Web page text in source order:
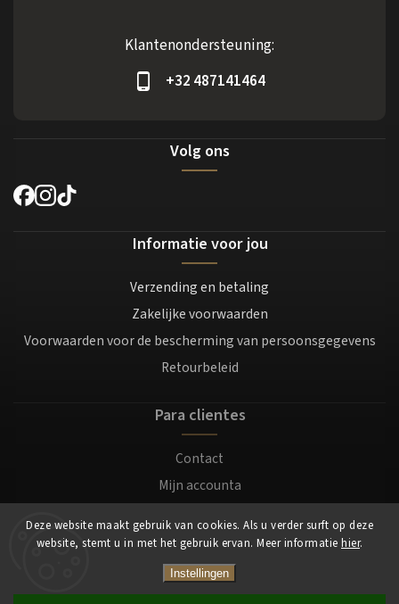
Deze website maakt gebruik van cookies. Als u verder surft op deze
website, stemt u in met het gebruik ervan. Meer informatie hier.
Instellingen
Klantenondersteuning:
+32 487141464
Volg ons
Informatie voor jou
Verzending en betaling
Zakelijke voorwaarden
Voorwaarden voor de bescherming van persoonsgegevens
Retourbeleid
Para clientes
Contact
Mijn accounta
Login